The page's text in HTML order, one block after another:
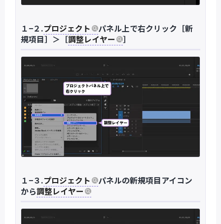
１−２.プロジェクト
パネル上で右クリック［新
規項目］＞［調整レイヤー ］
１−３.プロジェクト
パネルの新規項目アイコン
から調整レイヤー